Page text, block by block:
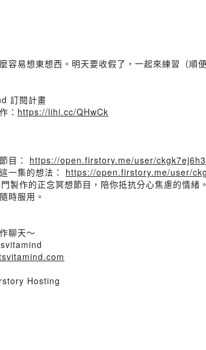
容易想東想西。明天要收假了，一起來練習（順
訂閱計畫
： https://lihi.cc/QHwCk
目： https://open.firstory.me/user/
一集的想法： https://open.firstory.me/user/
製作的正念冥想節目，陪你抵抗分心焦慮的情緒。
時服用。
聊天～
Hosting